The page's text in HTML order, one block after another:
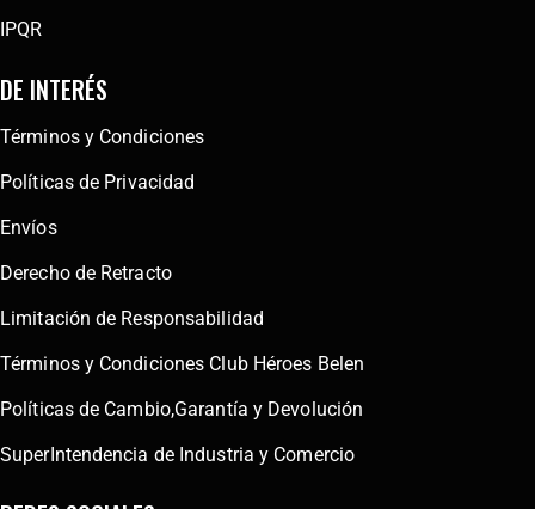
IPQR
DE INTERÉS
Términos y Condiciones
Políticas de Privacidad
Envíos
Derecho de Retracto
Limitación de Responsabilidad
Términos y Condiciones Club Héroes Belen
Políticas de Cambio,Garantía y Devolución
SuperIntendencia de Industria y Comercio